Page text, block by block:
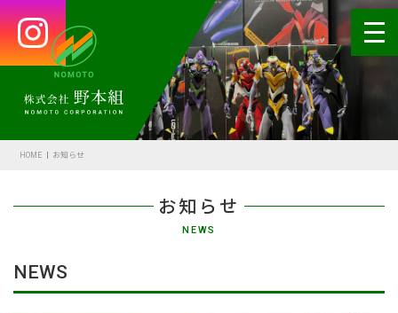
お知らせ
NEWS
HOME お知らせ
NEWS
HOME
代表あいさつ
会社概要・沿革